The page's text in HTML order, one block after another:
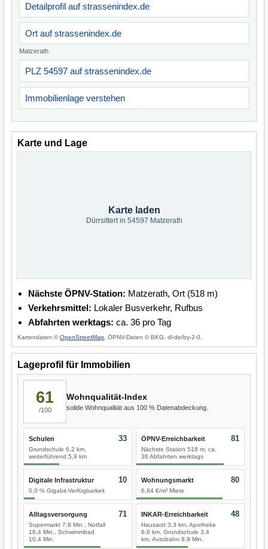
Detailprofil auf strassenindex.de
Ort auf strassenindex.de
Matzerath
PLZ 54597 auf strassenindex.de
Immobilienlage verstehen
Karte und Lage
Karte laden
Dürrsittert in 54597 Matzerath
Nächste ÖPNV-Station: Matzerath, Ort (518 m)
Verkehrsmittel: Lokaler Busverkehr, Rufbus
Abfahrten werktags: ca. 36 pro Tag
Kartendaten ©OpenStreetMap , ÖPNV-Daten © BKG, dl-de/by-2-0.
Lageprofil für Immobilien
61
/100
Wohnqualität-Index
solide Wohnqualität aus 100 % Datenabdeckung.
Schulen
Grundschule 6,2 km,
weiterführend 5,9 km
33 ÖPNV-Erreichbarkeit
Nächste Station 518 m, ca.
36 Abfahrten werktags
81
Digitale Infrastruktur
0,0 % Gigabit-Verfügbarkeit
10 Wohnungsmarkt
6,64 €/m² Miete
80
Alltagsversorgung
Supermarkt 7,9 Min., Notfall
16,4 Min., Schwimmbad
10,4 Min.
71 INKAR-Erreichbarkeit
Hausarzt 3,3 km, Apotheke
6,6 km, Grundschule 3,4
km, Autobahn 8,9 Min.
48